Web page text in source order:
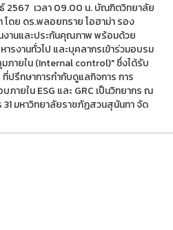
เวลา 09.00 น. บัณฑิตวิทยาลัย
ดย ดร.พลอยทราย โอฮาม่า รอง
นและประกันคุณภาพ พร้อมด้วย
รงานทั่วไป และบุคลากรเข้าร่วมอบรม
ภายใน (Internal control)" ซึ่งได้รับ
รึกษาการกำกับดูแลกิจการ การ
ภายใน ESG และ GRC เป็นวิทยากร ณ
มหาวิทยาลัยราชภัฏสวนสุนันทา จัด